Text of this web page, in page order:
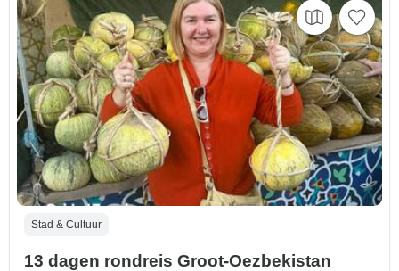
Stad & Cultuur
13 dagen rondreis Groot-Oezbekistan